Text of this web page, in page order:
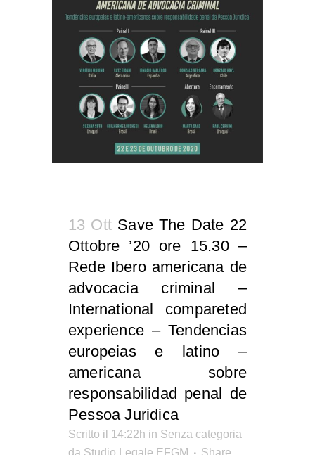
13 Ott Save The Date 22
Ottobre ’20 ore 15.30 –
Rede Ibero americana de
advocacia criminal –
International compareted
experience – Tendencias
europeias e latino –
americana sobre
responsabilidad penal de
Pessoa Juridica
Scritto il 14:22h in Senza categoria
da Studio Legale EFGM Share